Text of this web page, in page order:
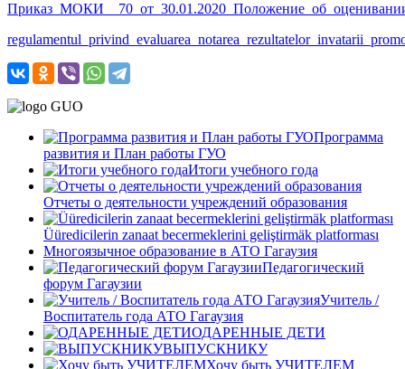
Программа
развития и План работы ГУО
Итоги учебного года
Отчеты о деятельности учреждений образования
Üüredicilerin zanaat becermeklerini geliştirmäk platforması
Многоязычное образование в АТО Гагаузия
Педагогический
форум Гагаузии
Учитель /
Воспитатель года АТО Гагаузия
ОДАРЕННЫЕ ДЕТИ
ВЫПУСКНИКУ
Хочу быть УЧИТЕЛЕМ